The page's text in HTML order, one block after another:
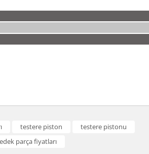
testere piston
testere pistonu
parça fiyatları